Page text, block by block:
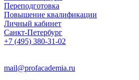
Переподготовка
Повышение квалификации
Личный кабинет
Санкт-Петербург
+7 (495) 380-31-02
mail@profacademia.ru